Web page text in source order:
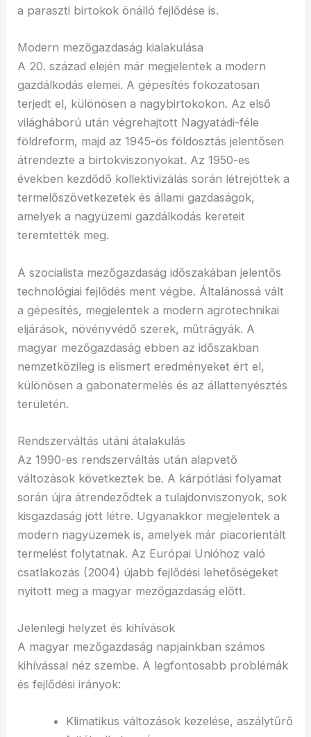
a paraszti birtokok önálló fejlődése is.
Modern mezőgazdaság kialakulása
A 20. század elején már megjelentek a modern
gazdálkodás elemei. A gépesítés fokozatosan
terjedt el, különösen a nagybirtokokon. Az első
világháború után végrehajtott Nagyatádi-féle
földreform, majd az 1945-ös földosztás jelentősen
átrendezte a birtokviszonyokat. Az 1950-es
években kezdődő kollektivizálás során létrejöttek a
termelőszövetkezetek és állami gazdaságok,
amelyek a nagyüzemi gazdálkodás kereteit
teremtették meg.
A szocialista mezőgazdaság időszakában jelentős
technológiai fejlődés ment végbe. Általánossá vált
a gépesítés, megjelentek a modern agrotechnikai
eljárások, növényvédő szerek, műtrágyák. A
magyar mezőgazdaság ebben az időszakban
nemzetközileg is elismert eredményeket ért el,
különösen a gabonatermelés és az állattenyésztés
területén.
Rendszerváltás utáni átalakulás
Az 1990-es rendszerváltás után alapvető
változások következtek be. A kárpótlási folyamat
során újra átrendeződtek a tulajdonviszonyok, sok
kisgazdaság jött létre. Ugyanakkor megjelentek a
modern nagyüzemek is, amelyek már piacorientált
termelést folytatnak. Az Európai Unióhoz való
csatlakozás (2004) újabb fejlődési lehetőségeket
nyitott meg a magyar mezőgazdaság előtt.
Jelenlegi helyzet és kihívások
A magyar mezőgazdaság napjainkban számos
kihívással néz szembe. A legfontosabb problémák
és fejlődési irányok:
Klimatikus változások kezelése, aszálytűrő